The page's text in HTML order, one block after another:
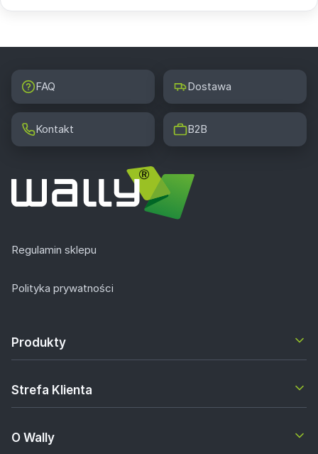
FAQ Dostawa
Kontakt B2B
Regulamin sklepu
Polityka prywatności
Produkty
Strefa Klienta
O Wally